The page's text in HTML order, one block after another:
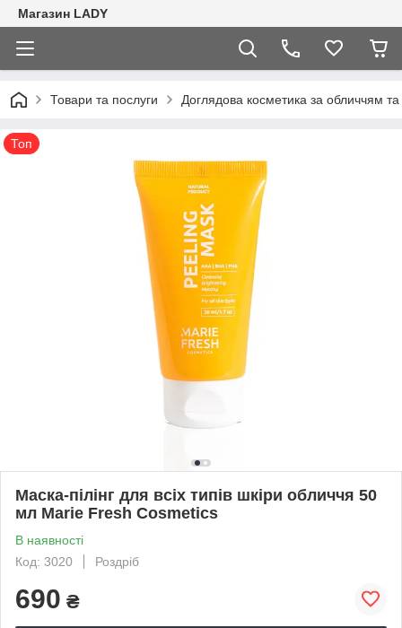
Магазин LADY
Товари та послуги Доглядова косметика за обличчям та
Топ
Маска-пілінг для всіх типів шкіри обличчя 50
мл Marie Fresh Cosmetics
В наявності
Код: 3020
Роздріб
690 ₴